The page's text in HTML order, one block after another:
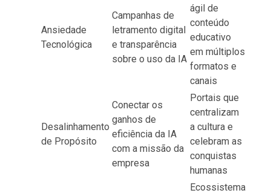
Ansiedade
Tecnológica
Campanhas de
letramento digital
e transparência
sobre o uso da IA
ágil de
conteúdo
educativo
em múltiplos
formatos e
canais
Desalinhamento
de Propósito
Conectar os
ganhos de
eficiência da IA
com a missão da
empresa
Portais que
centralizam
a cultura e
celebram as
conquistas
humanas
Ecossistema